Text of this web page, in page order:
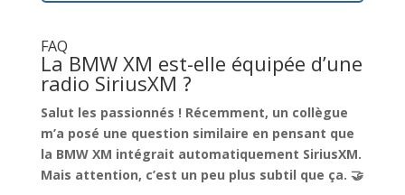
FAQ
La BMW XM est-elle équipée d’une
radio SiriusXM ?
Salut les passionnés ! Récemment, un collègue
m’a posé une question similaire en pensant que
la BMW XM intégrait automatiquement SiriusXM.
Mais attention, c’est un peu plus subtil que ça. 🤝